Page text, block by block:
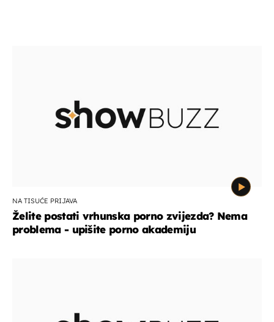
NA TISUĆE PRIJAVA
Želite postati vrhunska porno zvijezda? Nema
problema - upišite porno akademiju